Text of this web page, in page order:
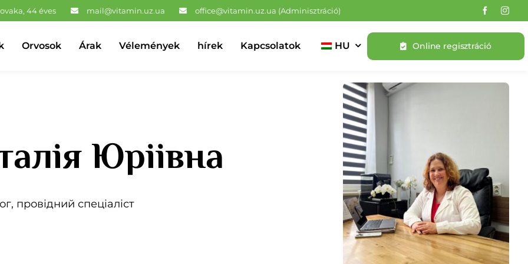
44 éves mail@vitamin.uz.ua office@vitamin.uz.ua (Adminisztráció)
Orvosok Árak Vélemények hírek Kapcsolatok HU Online regisztráció
Юріівна
провідний спеціаліст